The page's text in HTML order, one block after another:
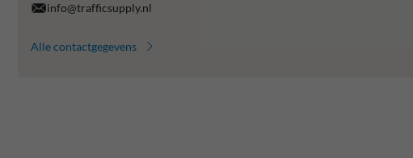
info@trafficsupply.nl
Alle contactgegevens